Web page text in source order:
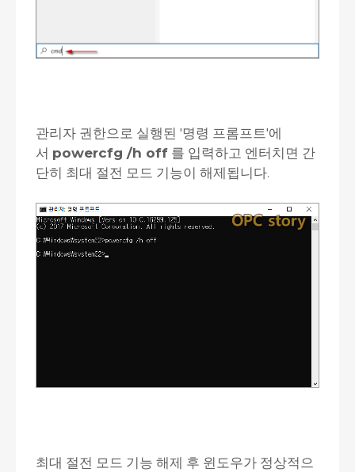
관리자 권한으로 실행된 '명령 프롬프트'에
서 powercfg /h off 를 입력하고 엔터치면 간
단히 최대 절전 모드 기능이 해제됩니다.
최대 절전 모드 기능 해제 후 윈도우가 정상적으